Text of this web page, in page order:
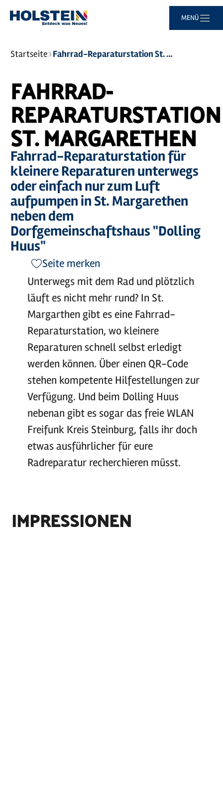
MENÜ
Sie
sind
Startseite Fahrrad-Reparaturstation St. Margarethen
FAHRRAD-
REPARATURSTATION
ST. MARGARETHEN
Fahrrad-Reparaturstation für
kleinere Reparaturen unterwegs
oder einfach nur zum Luft
aufpumpen in St. Margarethen
neben dem
Dorfgemeinschaftshaus "Dolling
Huus"
Seite merken
Unterwegs mit dem Rad und plötzlich
läuft es nicht mehr rund? In St.
Margarthen gibt es eine Fahrrad-
Reparaturstation, wo kleinere
Reparaturen schnell selbst erledigt
werden können. Über einen QR-Code
stehen kompetente Hilfestellungen zur
Verfügung. Und beim Dolling Huus
nebenan gibt es sogar das freie WLAN
Freifunk Kreis Steinburg, falls ihr doch
etwas ausführlicher für eure
Radreparatur recherchieren müsst.
IMPRESSIONEN